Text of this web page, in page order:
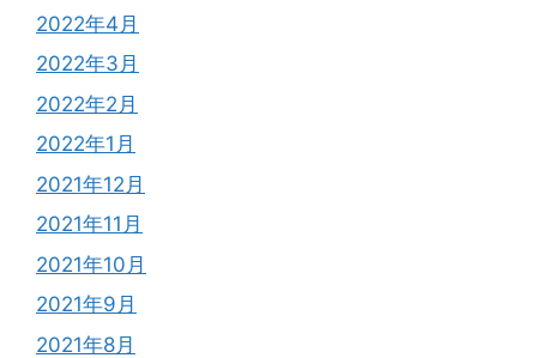
2022年4月
2022年3月
2022年2月
2022年1月
2021年12月
2021年11月
2021年10月
2021年9月
2021年8月